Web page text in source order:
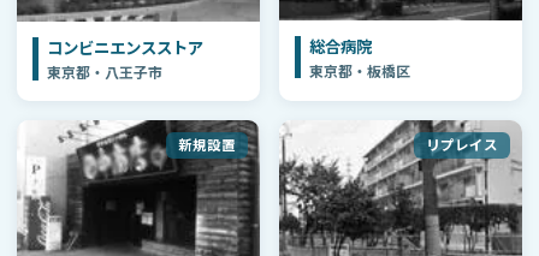
コンビニエンスストア
東京都・八王子市
総合病院
東京都・板橋区
新規設置 リプレイス